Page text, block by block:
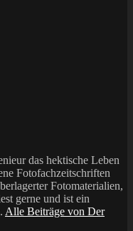
das hektische Leben
Fotofachzeitschriften
Fotomaterialien,
gerne und ist ein
Alle Beiträge von Der